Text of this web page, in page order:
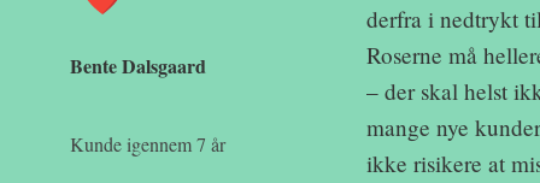
Bente Dalsgaard
Kunde igennem 7 år
derfra i nedtrykt
Roserne må
– der skal helst
mange nye
ikke risikere at